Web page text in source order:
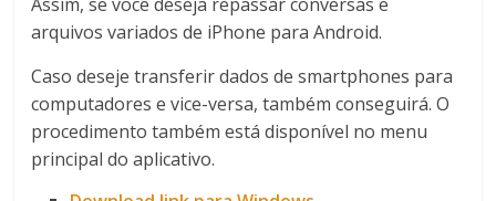
arquivos variados de iPhone para Android.
Caso deseje transferir dados de smartphones para
computadores e vice-versa, também conseguirá. O
procedimento também está disponível no menu
principal do aplicativo.